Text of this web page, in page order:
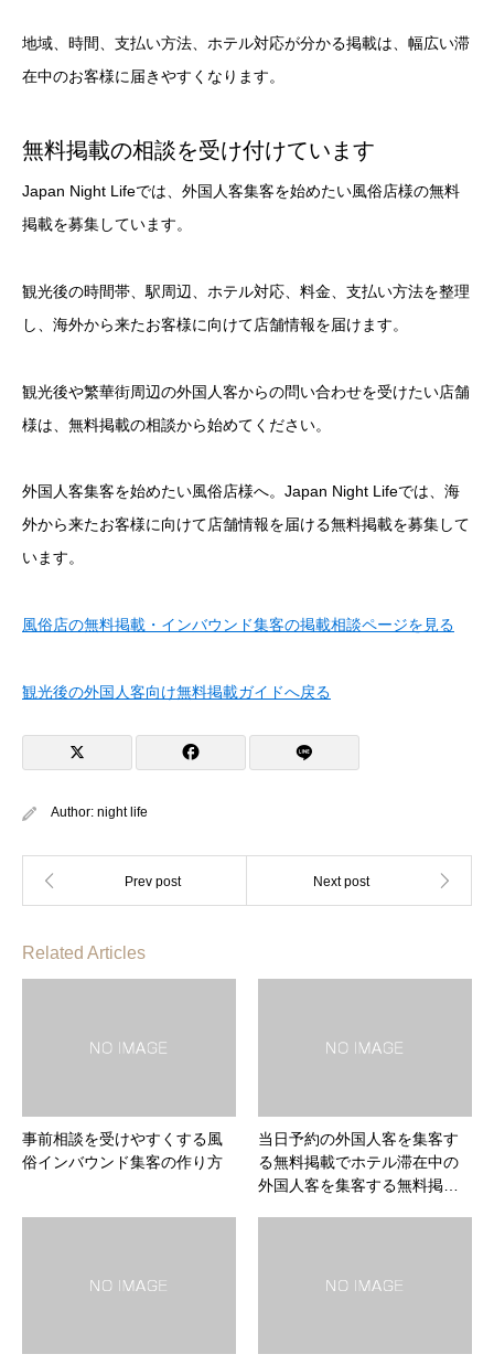
地域、時間、支払い方法、ホテル対応が分かる掲載は、幅広い滞
在中のお客様に届きやすくなります。
無料掲載の相談を受け付けています
Japan Night Lifeでは、外国人客集客を始めたい風俗店様の無料
掲載を募集しています。
観光後の時間帯、駅周辺、ホテル対応、料金、支払い方法を整理
し、海外から来たお客様に向けて店舗情報を届けます。
観光後や繁華街周辺の外国人客からの問い合わせを受けたい店舗
様は、無料掲載の相談から始めてください。
外国人客集客を始めたい風俗店様へ。Japan Night Lifeでは、海
外から来たお客様に向けて店舗情報を届ける無料掲載を募集して
います。
風俗店の無料掲載・インバウンド集客の掲載相談ページを見る
観光後の外国人客向け無料掲載ガイドへ戻る
Author: night life
Related Articles
事前相談を受けやすくする風
俗インバウンド集客の作り方
当日予約の外国人客を集客す
る無料掲載でホテル滞在中の
外国人客を集客する無料掲…